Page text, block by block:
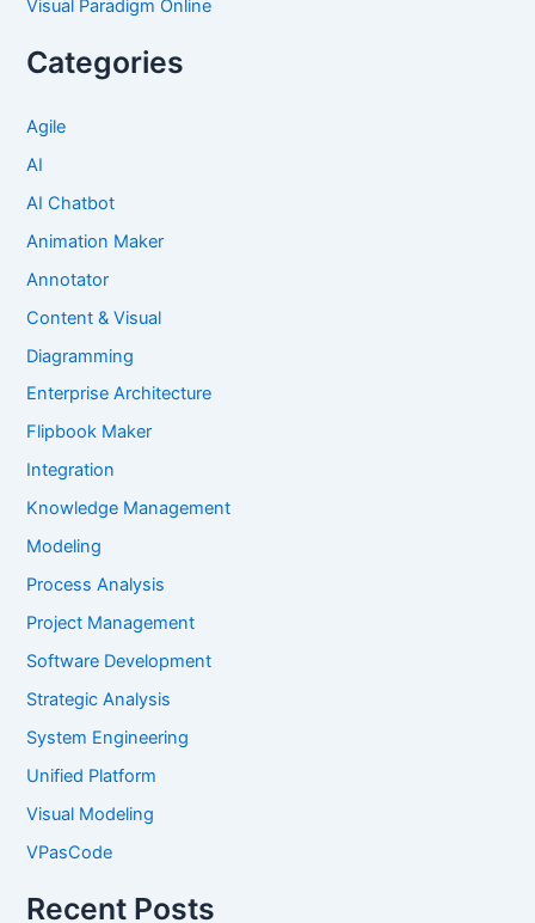
Visual Paradigm Online
Categories
Agile
AI
AI Chatbot
Animation Maker
Annotator
Content & Visual
Diagramming
Enterprise Architecture
Flipbook Maker
Integration
Knowledge Management
Modeling
Process Analysis
Project Management
Software Development
Strategic Analysis
System Engineering
Unified Platform
Visual Modeling
VPasCode
Recent Posts